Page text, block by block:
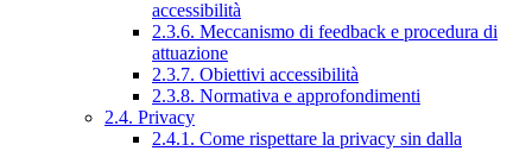
accessibilità
2.3.6. Meccanismo di feedback e procedura di
attuazione
2.3.7. Obiettivi accessibilità
2.3.8. Normativa e approfondimenti
2.4. Privacy
2.4.1. Come rispettare la privacy sin dalla